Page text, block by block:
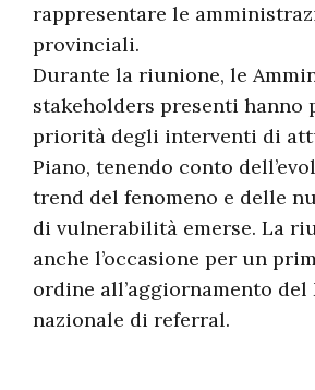
rappresentare le
provinciali.
Durante la riunione, le
stakeholders presenti hanno
priorità degli interventi di
Piano, tenendo conto
trend del fenomeno e delle
di vulnerabilità emerse. La
anche l’occasione per un
ordine all’aggiornamento del
nazionale di referral.